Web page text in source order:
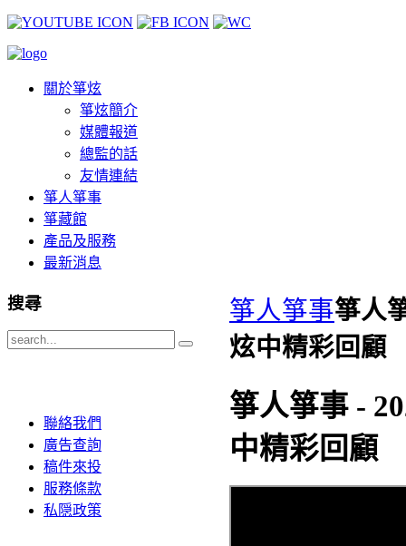
關於箏炫
箏炫簡介
媒體報道
總監的話
友情連結
箏人箏事
箏藏館
產品及服務
最新消息
箏人箏事箏人
炫中精彩回顧
箏人箏事 -
中精彩回顧
搜尋
聯絡我們
廣告查詢
稿件來投
服務條款
私隠政策